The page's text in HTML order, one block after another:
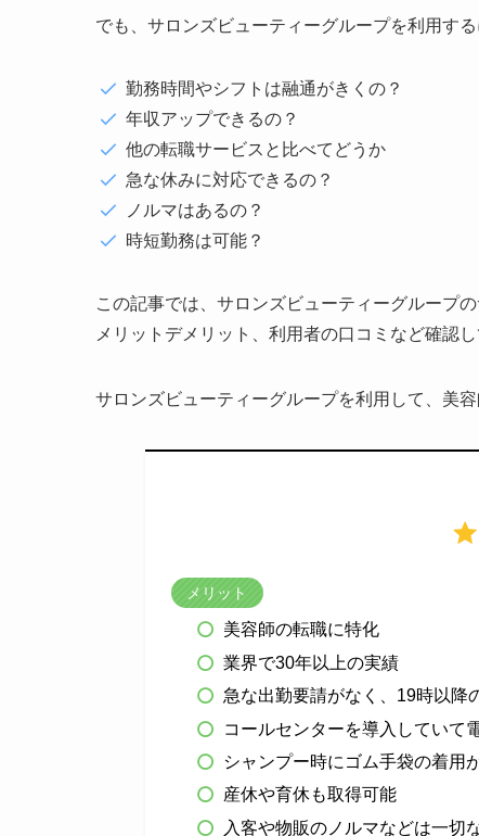
でも、サロンズビューティーグループを利用す
勤務時間やシフトは融通がきくの？
年収アップできるの？
他の転職サービスと比べてどうか
急な休みに対応できるの？
ノルマはあるの？
時短勤務は可能？
この記事では、サロンズビューティーグループ
メリットデメリット、利用者の口コミなど確認
サロンズビューティーグループを利用して、美
メリット
美容師の転職に特化
業界で30年以上の実績
急な出勤要請がなく、19時以降
コールセンターを導入していて
シャンプー時にゴム手袋の着用
産休や育休も取得可能
入客や物販のノルマなどは一切